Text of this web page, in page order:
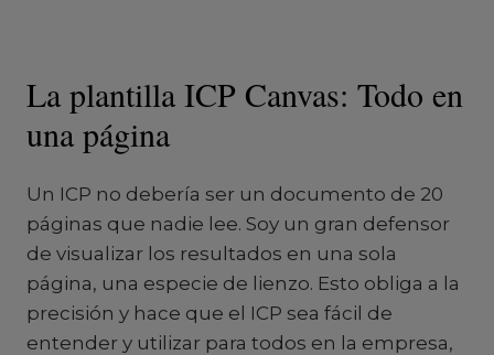
La plantilla ICP Canvas: Todo en
una página
Un ICP no debería ser un documento de 20
páginas que nadie lee. Soy un gran defensor
de visualizar los resultados en una sola
página, una especie de lienzo. Esto obliga a la
precisión y hace que el ICP sea fácil de
entender y utilizar para todos en la empresa,